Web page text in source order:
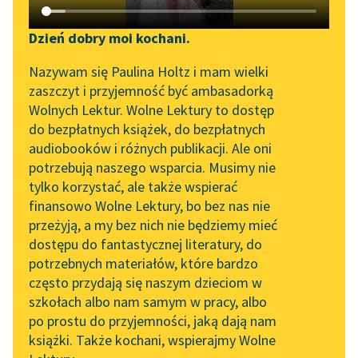
Katalog DAISY
Podkasty o książkach
Zgłoś brak utworu
Aktualności
„Prokurator Alicja Horn”
do słuchania
Byliśmy częścią AI Impact
Lab
Zapraszamy na spotkanie
online z tłumaczkami
literatury skandynawskiej
Spotkanie z Katarzyną
Tunkiel w Oslo
102. lata temu zmarł
Joseph Conrad
Narzędzia
Mapa Wolnych Lektur
Leśmianator
Przewodnik dla piszących i
czytających
API
OAI-PMH
Widget Wolnych Lektur
Przypisy
Dzień dobry moi kochani.
Nazywam się Paulina Holtz i mam wielki
zaszczyt i przyjemność być ambasadorką
Wolnych Lektur. Wolne Lektury to dostęp
do bezpłatnych książek, do bezpłatnych
audiobooków i różnych publikacji. Ale oni
potrzebują naszego wsparcia. Musimy nie
tylko korzystać, ale także wspierać
finansowo Wolne Lektury, bo bez nas nie
przeżyją, a my bez nich nie będziemy mieć
dostępu do fantastycznej literatury, do
potrzebnych materiałów, które bardzo
często przydają się naszym dzieciom w
szkołach albo nam samym w pracy, albo
po prostu do przyjemności, jaką dają nam
książki. Także kochani, wspierajmy Wolne
Frances Hodgson Burnett
— Drogi przyjacielu —
odpowiedział
pogodnie pan
Carmichael. — Im
prędzej przestaniesz
się trapić, tym lepiej
dla twego...
Czytaj więcej